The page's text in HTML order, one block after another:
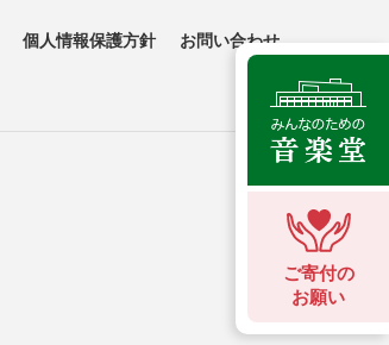
ご寄付の
お願い
個人情報保護方針 お問い合わせ